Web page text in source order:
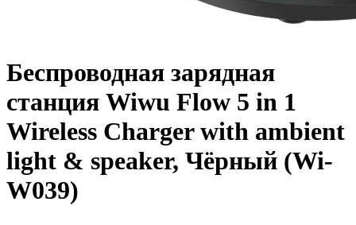
Беспроводная зарядная
станция Wiwu Flow 5 in 1
Wireless Charger with ambient
light & speaker, Чёрный (Wi-
W039)